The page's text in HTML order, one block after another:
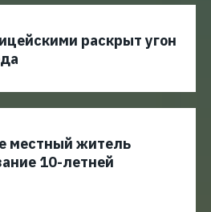
раскрыт угон
местный житель
10-летней